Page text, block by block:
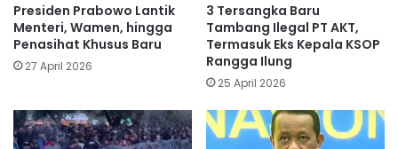
Presiden Prabowo Lantik
Menteri, Wamen, hingga
Penasihat Khusus Baru
27 April 2026
3 Tersangka Baru
Tambang Ilegal PT AKT,
Termasuk Eks Kepala KSOP
Rangga Ilung
25 April 2026